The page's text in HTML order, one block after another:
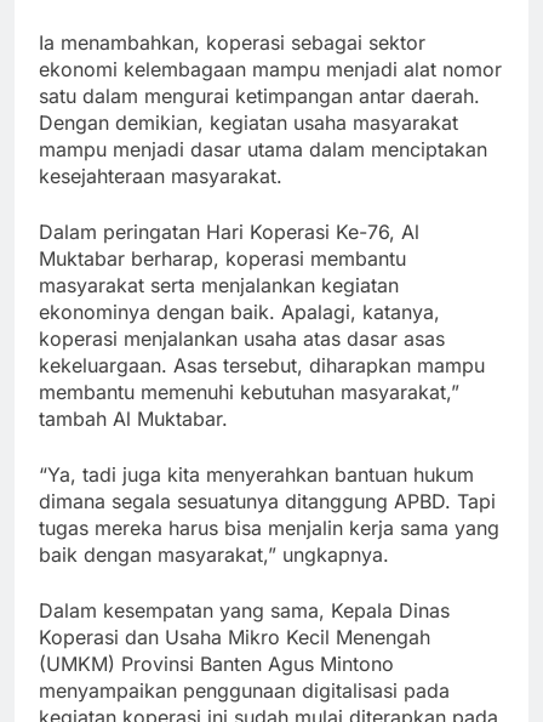
Ia menambahkan, koperasi sebagai sektor
ekonomi kelembagaan mampu menjadi alat nomor
satu dalam mengurai ketimpangan antar daerah.
Dengan demikian, kegiatan usaha masyarakat
mampu menjadi dasar utama dalam menciptakan
kesejahteraan masyarakat.
Dalam peringatan Hari Koperasi Ke-76, Al
Muktabar berharap, koperasi membantu
masyarakat serta menjalankan kegiatan
ekonominya dengan baik. Apalagi, katanya,
koperasi menjalankan usaha atas dasar asas
kekeluargaan. Asas tersebut, diharapkan mampu
membantu memenuhi kebutuhan masyarakat,”
tambah Al Muktabar.
“Ya, tadi juga kita menyerahkan bantuan hukum
dimana segala sesuatunya ditanggung APBD. Tapi
tugas mereka harus bisa menjalin kerja sama yang
baik dengan masyarakat,” ungkapnya.
Dalam kesempatan yang sama, Kepala Dinas
Koperasi dan Usaha Mikro Kecil Menengah
(UMKM) Provinsi Banten Agus Mintono
menyampaikan penggunaan digitalisasi pada
kegiatan koperasi ini sudah mulai diterapkan pada